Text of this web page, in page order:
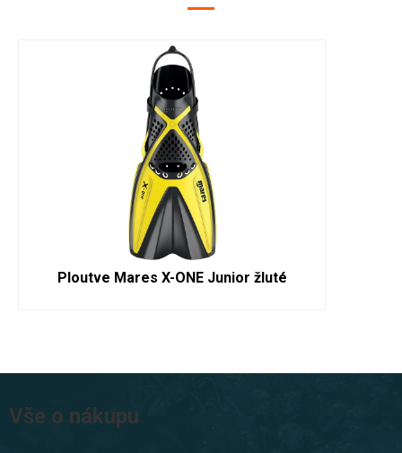
Ploutve Mares X-ONE Junior žluté
áVše o nákupu